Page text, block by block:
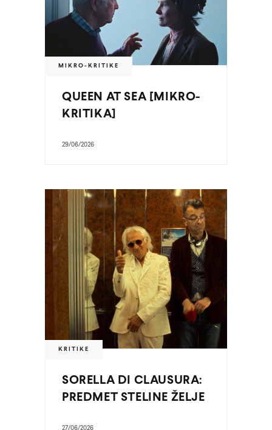
MIKRO-KRITIKE
QUEEN AT SEA [MIKRO-
KRITIKA]
29/06/2026
KRITIKE
SORELLA DI CLAUSURA:
PREDMET STELINE ŽELJE
27/06/2026